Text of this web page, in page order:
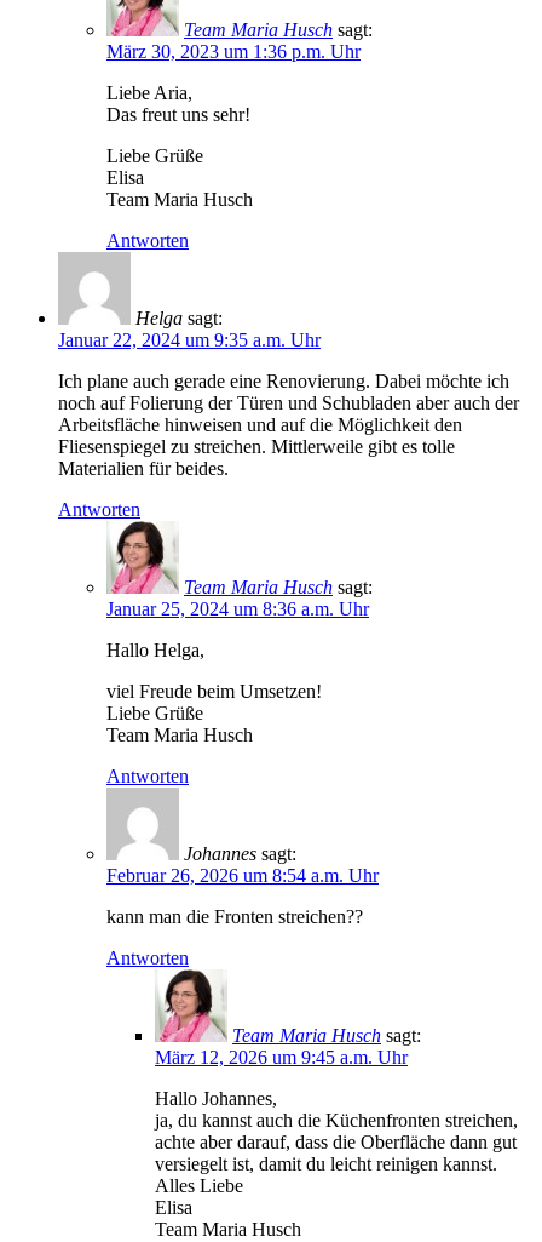
Team Maria Husch sagt:
März 30, 2023 um 1:36 p.m. Uhr
Liebe Aria,
Das freut uns sehr!
Liebe Grüße
Elisa
Team Maria Husch
Antworten
Helga sagt:
Januar 22, 2024 um 9:35 a.m. Uhr
Ich plane auch gerade eine Renovierung. Dabei möchte ich
noch auf Folierung der Türen und Schubladen aber auch der
Arbeitsfläche hinweisen und auf die Möglichkeit den
Fliesenspiegel zu streichen. Mittlerweile gibt es tolle
Materialien für beides.
Antworten
Team Maria Husch sagt:
Januar 25, 2024 um 8:36 a.m. Uhr
Hallo Helga,
viel Freude beim Umsetzen!
Liebe Grüße
Team Maria Husch
Antworten
Johannes sagt:
Februar 26, 2026 um 8:54 a.m. Uhr
kann man die Fronten streichen??
Antworten
Team Maria Husch sagt:
März 12, 2026 um 9:45 a.m. Uhr
Hallo Johannes,
ja, du kannst auch die Küchenfronten streichen,
achte aber darauf, dass die Oberfläche dann gut
versiegelt ist, damit du leicht reinigen kannst.
Alles Liebe
Elisa
Team Maria Husch